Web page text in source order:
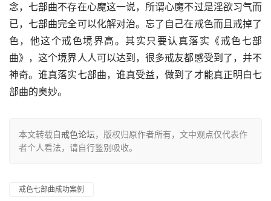
念，七部曲不存在心魔这一说，所谓心魔不过是淫欲习气而
已，七部曲完全可以化解对治。忘了自己在戒色而且戒掉了
色，他这个戒色境界高。其实只要认真落实《戒色七部
曲》，这个境界人人可以达到，很多戒友都感受到了，并不
神奇。谁真落实七部曲，谁真受益，做到了才能真正明白七
部曲的奥妙。
本文转载自戒色论坛，版权归原作者所有，文中观点仅代表作
者个人看法，请自行鉴别吸收。
戒色七部曲成功案例